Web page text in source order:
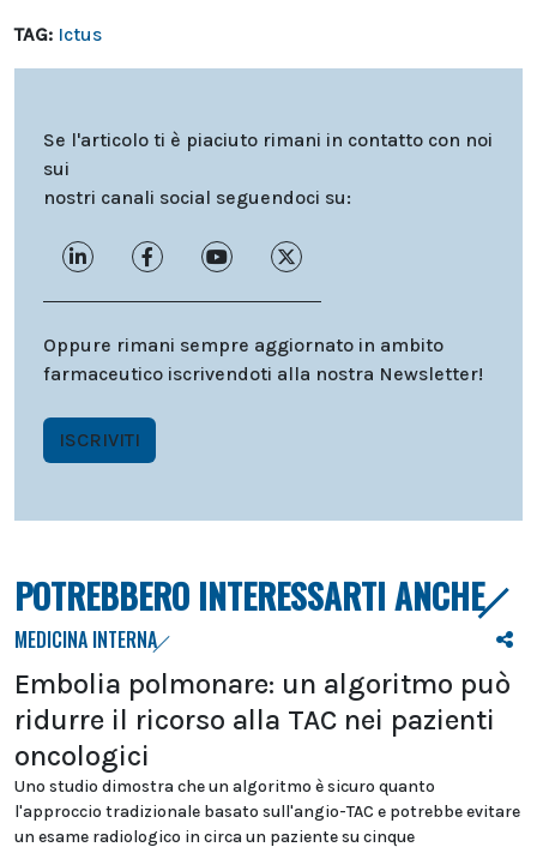
TAG: Ictus
Se l'articolo ti è piaciuto rimani in contatto con noi
sui
nostri canali social seguendoci su:
Oppure rimani sempre aggiornato in ambito
farmaceutico iscrivendoti alla nostra Newsletter!
ISCRIVITI
POTREBBERO INTERESSARTI ANCHE
MEDICINA INTERNA
Embolia polmonare: un algoritmo può
ridurre il ricorso alla TAC nei pazienti
oncologici
Uno studio dimostra che un algoritmo è sicuro quanto
l'approccio tradizionale basato sull'angio-TAC e potrebbe evitare
un esame radiologico in circa un paziente su cinque